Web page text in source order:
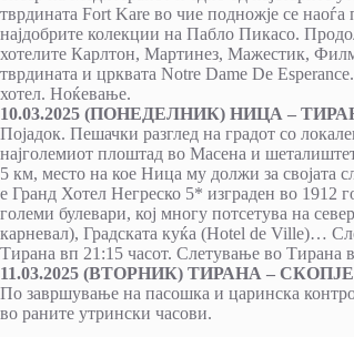
тврдината Fort Kare во чие подножје се наоѓа
најдобрите колекции на Пабло Пикасо.
хотелите Карлтон, Мартинез, Мажестик,
тврдината и црквата Notre Dame De
хотел. Ноќевање.
10.03.2025 (ПОНЕДЕЛНИК) НИЦА –
Појадок. Пешачки разглед на градот со
најголемиот плоштад во Масена и
5 км, место на кое Ница му должи за својата
е Гранд Хотел Негреско 5* изграден во 1912
големи булевари, кој многу потсетува на
карневал), Градската куќа (Hotel de Ville)…
Тирана вп 21:15 часот. Слетување во Тирана
11.03.2025 (ВТОРНИК) ТИРАНА – СКОПЈЕ
По завршување на пасошка и царинска
во раните утрински часови.